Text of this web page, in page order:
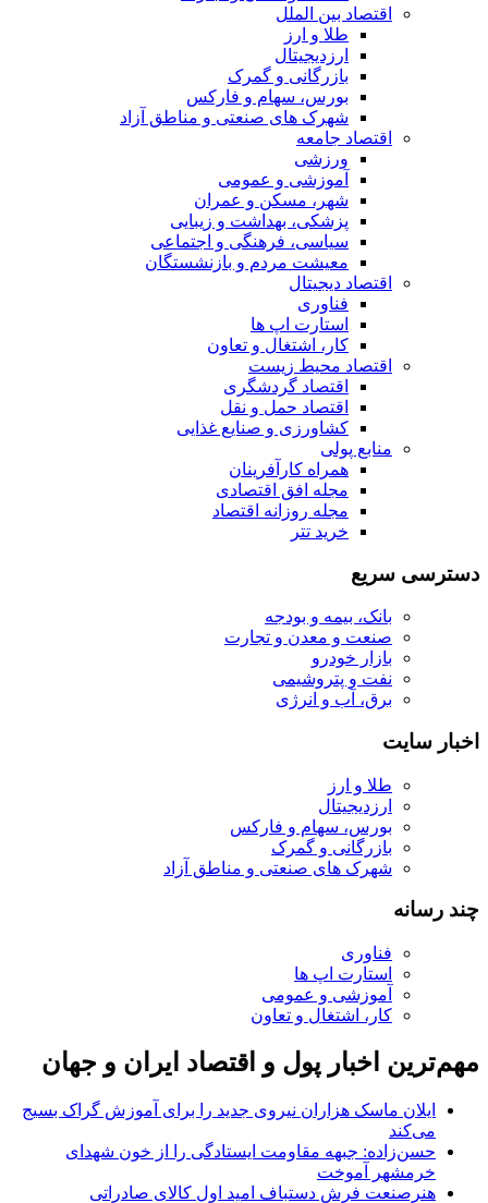
اقتصاد بین الملل
طلا و ارز
ارزدیجیتال
بازرگانی و گمرک
بورس، سهام و فارکس
شهرک های صنعتی و مناطق آزاد
اقتصاد جامعه
ورزشی
آموزشی و عمومی
شهر، مسکن و عمران
پزشکی، بهداشت و زیبایی
سیاسی، فرهنگی و اجتماعی
معیشت مردم و بازنشستگان
اقتصاد دیجیتال
فناوری
استارت اپ ها
کار، اشتغال و تعاون
اقتصاد محیط زیست
اقتصاد گردشگری
اقتصاد حمل و نقل
کشاورزی و صنایع غذایی
منابع پولی
همراه کارآفرینان
مجله افق اقتصادی
مجله روزانه اقتصاد
خرید تتر
دسترسی سریع
بانک، بیمه و بودجه
صنعت و معدن و تجارت
بازار خودرو
نفت و پتروشیمی
برق، آب و انرژی
اخبار سایت
طلا و ارز
ارزدیجیتال
بورس، سهام و فارکس
بازرگانی و گمرک
شهرک های صنعتی و مناطق آزاد
چند رسانه
فناوری
استارت اپ ها
آموزشی و عمومی
کار، اشتغال و تعاون
مهم‌ترین اخبار پول و اقتصاد ایران و جهان
ایلان ماسک هزاران نیروی جدید را برای آموزش گراک بسیج
می‌کند
حسن‌زاده: جبهه مقاومت ایستادگی را از خون شهدای
خرمشهر آموخت
هنرصنعت فرش دستباف امید اول کالای صادراتی